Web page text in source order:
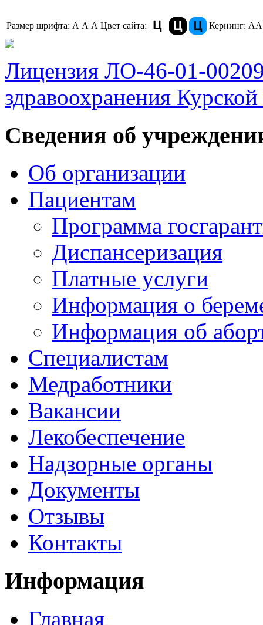
Размер шрифта: A A A Цвет сайта: Кернинг: АА
Лицензия ЛО-46-01-
здравоохранения
Сведения об
Об организации
Пациентам
Программа
Диспансеризация
Платные услуги
Информация о
Информация об
Специалистам
Медработники
Вакансии
Лекобеспечение
Надзорные органы
Документы
Отзывы
Контакты
Информация
Главная